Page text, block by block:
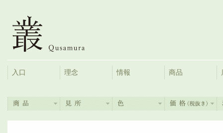
入口 理念 情報 商品